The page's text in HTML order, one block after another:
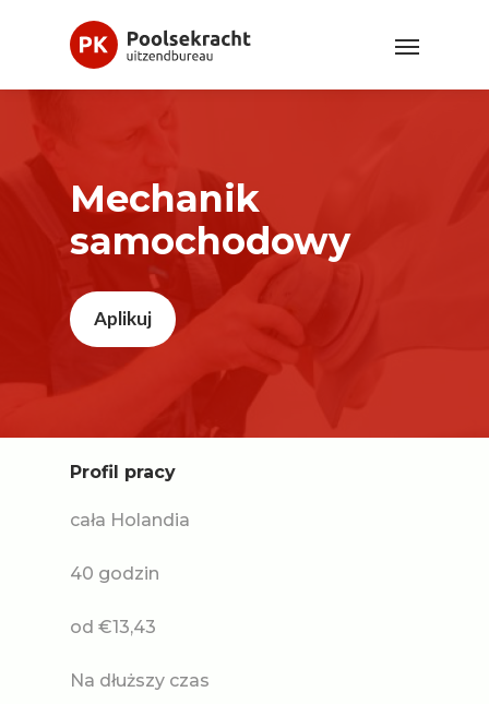
Mechanik
samochodowy
Aplikuj
Profil pracy
cała Holandia
40 godzin
od €13,43
Na dłuższy czas